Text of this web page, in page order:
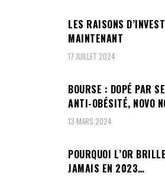
LES RAISONS
MAINTENANT
17 JUILLET 2024
BOURSE : DOPÉ PAR
ANTI-OBÉSITÉ, NOVO
13 MARS 2024
POURQUOI L’OR
JAMAIS EN 2023…